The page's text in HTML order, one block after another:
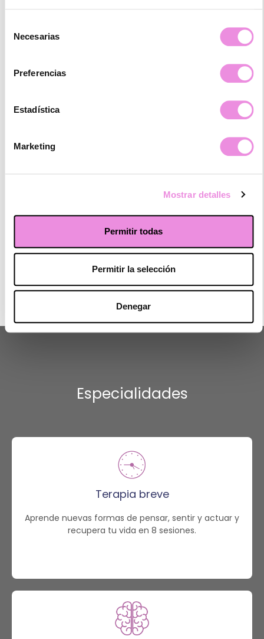
Necesarias
Preferencias
Estadística
Marketing
Mostrar detalles
Permitir todas
Permitir la selección
Denegar
Trato humano, cercano y sencillamente maravilloso, la recomiendo
100% muy contenta es todo lo que puedo decir :)
Raúl López
mucho en el proceso de cambio de hábitos, ayudándome a
reaprender tanto en alimentación como en el control del hambre
físicamente que no olvide la parte psicológica ya que como yo
bajando!!
Especialidades
Terapia breve
Aprende nuevas formas de pensar, sentir y actuar y
recupera tu vida en 8 sesiones.